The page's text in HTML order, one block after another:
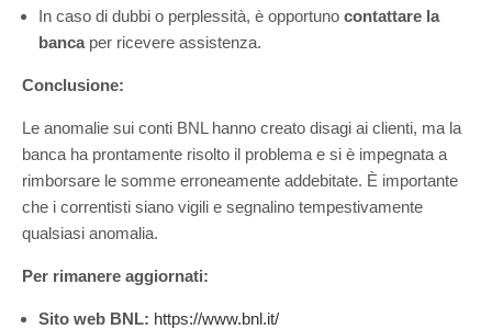
In caso di dubbi o perplessità, è opportuno contattare la
bancaper ricevere assistenza.
Conclusione:
Le anomalie sui conti BNL hanno creato disagi ai clienti, ma la
banca ha prontamente risolto il problema e si è impegnata a
rimborsare le somme erroneamente addebitate. È importante
che i correntisti siano vigili e segnalino tempestivamente
qualsiasi anomalia.
Per rimanere aggiornati:
Sito web BNL: https://www.bnl.it/